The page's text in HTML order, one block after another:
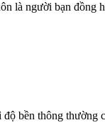
là người bạn đồng
độ bền thông thường